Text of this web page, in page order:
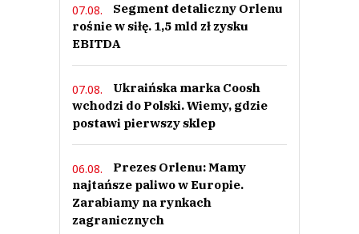
07.08.
Segment detaliczny Orlenu
rośnie w siłę. 1,5 mld zł zysku
EBITDA
07.08.
Ukraińska marka Coosh
wchodzi do Polski. Wiemy, gdzie
postawi pierwszy sklep
06.08.
Prezes Orlenu: Mamy
najtańsze paliwo w Europie.
Zarabiamy na rynkach
zagranicznych